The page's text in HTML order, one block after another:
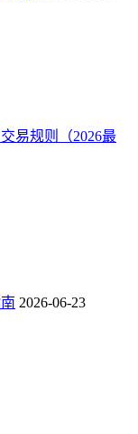
易规则（2026最
2026-06-23